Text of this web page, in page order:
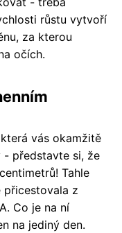
růstu vytvoří
za kterou
očích.
vás okamžitě
představte si, že
Tahle
přicestovala z
Co je na ní
na jediný den.